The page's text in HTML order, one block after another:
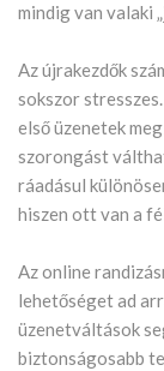
mindig van valaki
Az újrakezdők
sokszor
első üzenetek
szorongást
ráadásul
hiszen ott van a
Az online
lehetőséget ad
üzenetváltások
biztonságosabb